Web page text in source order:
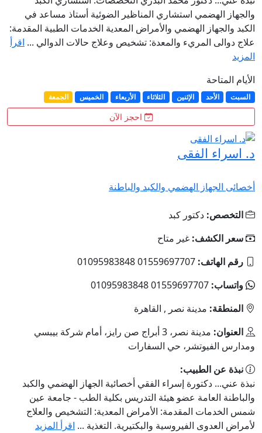
والجهاز الهضمي استشاري المناظير الضوئية أستاذ مساعد في
الكبد والجهاز الهضمي والأمراض المعدية الخدمات الطبية المقدمة:
علاج دوالى المريء والمعدة: تشخيص وعلاج حالات الدوالي ... اقرأ
المزيد
الأيام المتاحة
السبت الأحد الإثنين الثلاثاء الأربعاء الخميس الجمعة
احجز الآن
د. اسراء الفقى
أخصائى الجهاز الهضمي والكبد والباطنة
التخصص: دكتور كبد
سعر الكشف: غير متاح
رقم الهاتف: 01559697707 01095983848
واتساب: 01559697707 01095983848
المنطقة: مدينة نصر , القاهرة
العنوان:
مدينة نصر، 3 أبراج صن رايز، أمام شركة بيبسي
ومدارس الفيوتشر، حي السفارات
نبذة عن الطبيب:
نبذة عني... دكتورة إسراء الفقي أخصائية الجهاز الهضمي والكبد
والباطنة العامة عضو هيئة التدريس بكلية الطب - جامعة عين
شمس الخدمات المقدمة: الأمراض المعدية: التشخيص والعلاج
لأمراض العدوى الفيروسية والبكتيرية. التغذية ... اقرأ المزيد